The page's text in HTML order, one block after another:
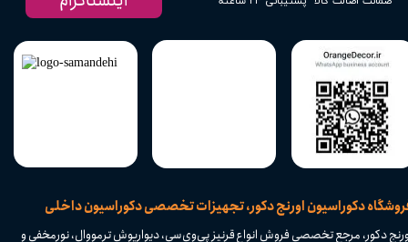
دکوراسیون اورنج دکور، تجهیزات تخصصی دکوراسیون داخلی
دکور، مرجع تخصصی فروش انواع قرنیز پی‌وی‌سی، دیوارپوش ترمووال، نورمخفی و